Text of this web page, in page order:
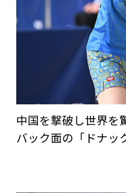
中国を撃破し世界を
バック面の「ドナッ